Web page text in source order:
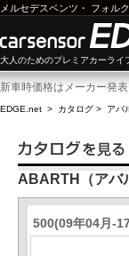
メルセデスベンツ ・ フォル
大人のためのプレミアカーラ
新車時価格はメーカー発
EDGE.net > カタログ > アバ
ABARTH（アバ
500(09年04月-